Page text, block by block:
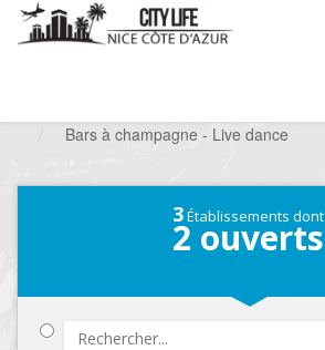
Bars à champagne - Live dance
3Établissements dont
2 ouverts